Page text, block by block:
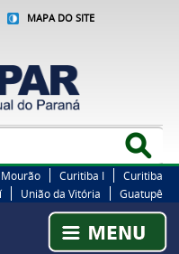
MAPA DO SITE
Curitiba I
Curitiba
União da Vitória Guatupê